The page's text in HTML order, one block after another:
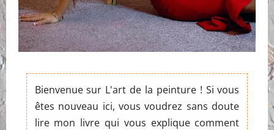
Bienvenue sur L'art de la peinture ! Si vous
êtes nouveau ici, vous voudrez sans doute
lire mon livre qui vous explique comment